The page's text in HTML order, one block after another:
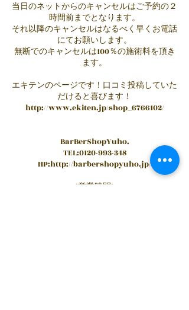
当日のネットからのキャンセルはご予約の２
時間前までとなります。
それ以降のキャンセルはなるべく早くお電話
にてお願いします。
無断でのキャンセルは100％の施術料を頂き
ます。
エキテンのページです！口コミ投稿していた
だけると喜びます！
http://www.ekiten.jp/shop_6766102/
BarBerShopYuho.
TEL:0120-993-348
HP:http://barbershopyuho.jp/
[営業時間]